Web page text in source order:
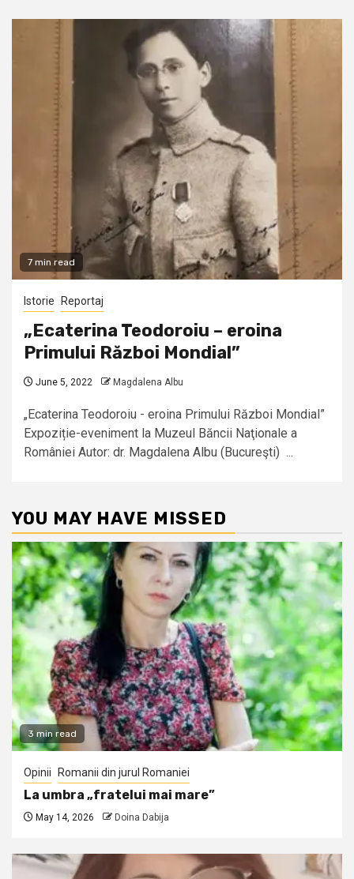
7 min read
Istorie Reportaj
„Ecaterina Teodoroiu – eroina
Primului Război Mondial”
June 5, 2022 Magdalena Albu
„Ecaterina Teodoroiu - eroina Primului Război Mondial”
Expoziție-eveniment la Muzeul Băncii Naţionale a
României Autor: dr. Magdalena Albu (Bucureşti) ...
YOU MAY HAVE MISSED
3 min read
Opinii Romanii din jurul Romaniei
La umbra „fratelui mai mare”
May 14, 2026 Doina Dabija